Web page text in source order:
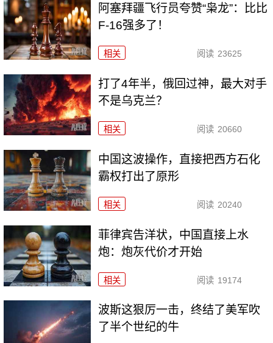
阿塞拜疆飞行员夸赞“枭龙”：比比
F-16强多了！
相关 阅读 23625
打了4年半，俄回过神，最大对手
不是乌克兰？
相关 阅读 20660
中国这波操作，直接把西方石化
霸权打出了原形
相关 阅读 20240
菲律宾告洋状，中国直接上水
炮：炮灰代价才开始
相关 阅读 19174
波斯这狠厉一击，终结了美军吹
了半个世纪的牛